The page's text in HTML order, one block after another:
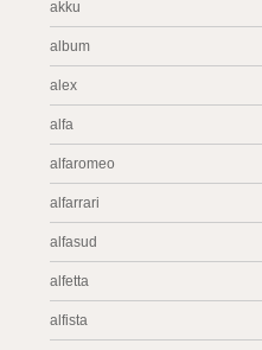
akku
album
alex
alfa
alfaromeo
alfarrari
alfasud
alfetta
alfista